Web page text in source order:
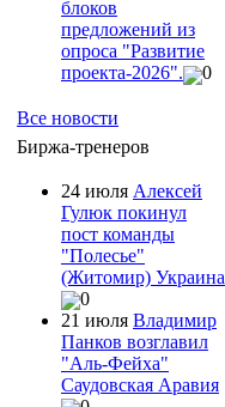
блоков
предложений из
опроса "Развитие
проекта-2026".
0
Все новости
Биржа-тренеров
24 июля Алексей
Гулюк покинул
пост команды
"Полесье"
(Житомир) Украина
0
21 июля Владимир
Панков возглавил
"Аль-Фейха"
Саудовская Аравия